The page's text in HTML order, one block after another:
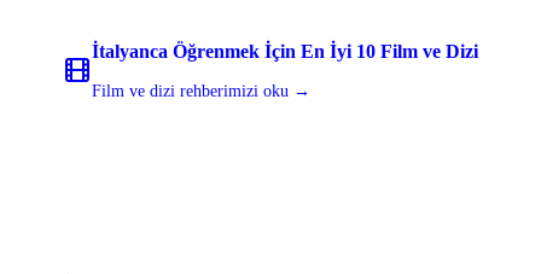
İtalyanca Öğrenmek İçin En İyi 10 Film ve Dizi
Film ve dizi rehberimizi oku →